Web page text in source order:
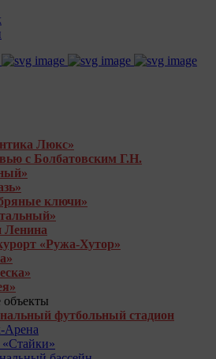
Люкс»
с Болбатовским Г.Н.
ключи»
Ленина
«Ружа-Хутор»
футбольный стадион
Арена